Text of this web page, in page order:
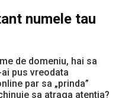
numele tau
de domeniu, hai sa
pus vreodata
par sa „prinda”
sa atraga atentia?